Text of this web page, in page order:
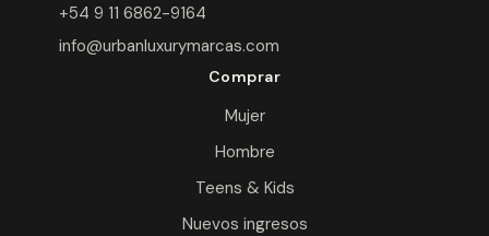
Comprar
Mujer
Hombre
Teens & Kids
Nuevos ingresos
+54 9 11 6862-9164
info@urbanluxurymarcas.com